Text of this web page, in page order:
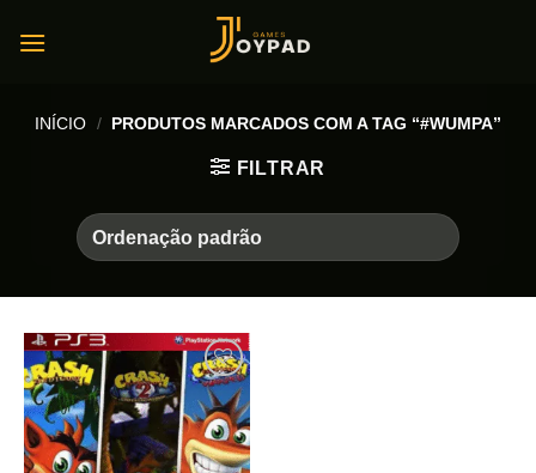
INÍCIO / PRODUTOS MARCADOS COM A TAG “#WUMPA”
FILTRAR